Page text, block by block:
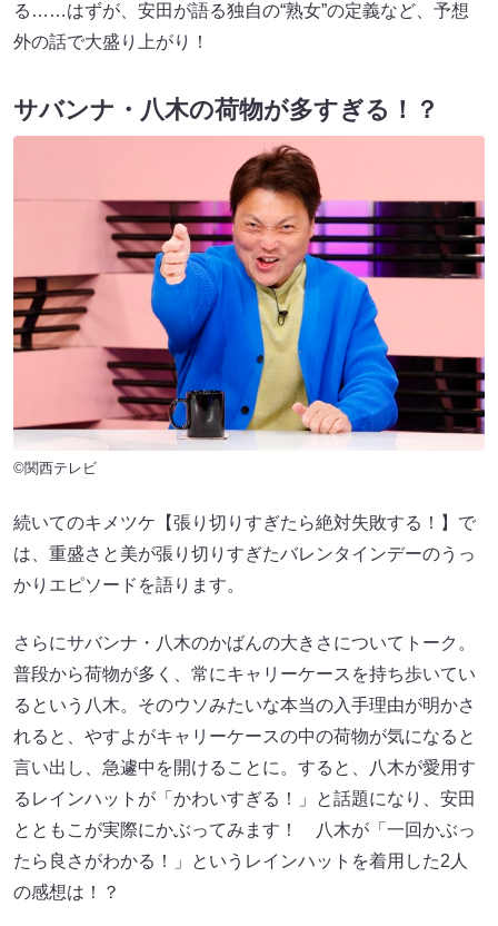
る……はずが、安田が語る独自の“熟女”の定義など、予想
外の話で大盛り上がり！
サバンナ・八木の荷物が多すぎる！？
©関西テレビ
続いてのキメツケ【張り切りすぎたら絶対失敗する！】で
は、重盛さと美が張り切りすぎたバレンタインデーのうっ
かりエピソードを語ります。
さらにサバンナ・八木のかばんの大きさについてトーク。
普段から荷物が多く、常にキャリーケースを持ち歩いてい
るという八木。そのウソみたいな本当の入手理由が明かさ
れると、やすよがキャリーケースの中の荷物が気になると
言い出し、急遽中を開けることに。すると、八木が愛用す
るレインハットが「かわいすぎる！」と話題になり、安田
とともこが実際にかぶってみます！ 八木が「一回かぶっ
たら良さがわかる！」というレインハットを着用した2人
の感想は！？